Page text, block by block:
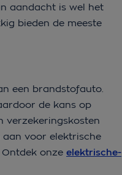
aandacht is wel het
bieden de meeste
een brandstofauto.
de kans op
verzekeringskosten
aan voor elektrische
onze elektrische-